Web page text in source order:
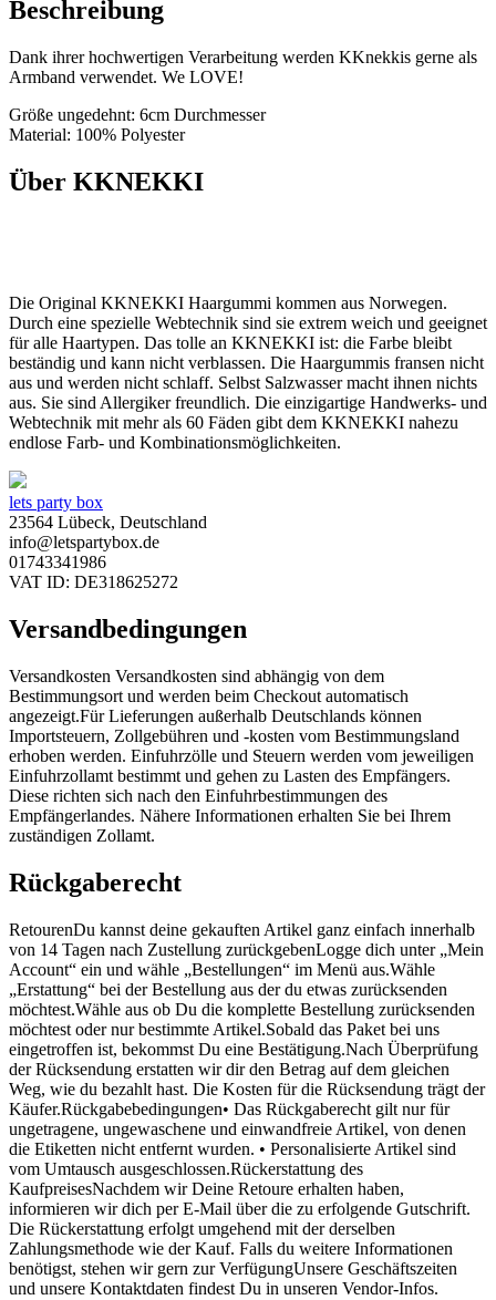
Beschreibung
Dank ihrer hochwertigen Verarbeitung werden KKnekkis gerne als
Armband verwendet. We LOVE!
Größe ungedehnt: 6cm Durchmesser
Material: 100% Polyester
Über KKNEKKI
Die Original KKNEKKI Haargummi kommen aus Norwegen.
Durch eine spezielle Webtechnik sind sie extrem weich und geeignet
für alle Haartypen. Das tolle an KKNEKKI ist: die Farbe bleibt
beständig und kann nicht verblassen. Die Haargummis fransen nicht
aus und werden nicht schlaff. Selbst Salzwasser macht ihnen nichts
aus. Sie sind Allergiker freundlich. Die einzigartige Handwerks- und
Webtechnik mit mehr als 60 Fäden gibt dem KKNEKKI nahezu
endlose Farb- und Kombinationsmöglichkeiten.
lets party box
23564 Lübeck, Deutschland
info@letspartybox.de
01743341986
VAT ID: DE318625272
Versandbedingungen
Versandkosten Versandkosten sind abhängig von dem
Bestimmungsort und werden beim Checkout automatisch
angezeigt.Für Lieferungen außerhalb Deutschlands können
Importsteuern, Zollgebühren und -kosten vom Bestimmungsland
erhoben werden. Einfuhrzölle und Steuern werden vom jeweiligen
Einfuhrzollamt bestimmt und gehen zu Lasten des Empfängers.
Diese richten sich nach den Einfuhrbestimmungen des
Empfängerlandes. Nähere Informationen erhalten Sie bei Ihrem
zuständigen Zollamt.
Rückgaberecht
RetourenDu kannst deine gekauften Artikel ganz einfach innerhalb
von 14 Tagen nach Zustellung zurückgebenLogge dich unter „Mein
Account“ ein und wähle „Bestellungen“ im Menü aus.Wähle
„Erstattung“ bei der Bestellung aus der du etwas zurücksenden
möchtest.Wähle aus ob Du die komplette Bestellung zurücksenden
möchtest oder nur bestimmte Artikel.Sobald das Paket bei uns
eingetroffen ist, bekommst Du eine Bestätigung.Nach Überprüfung
der Rücksendung erstatten wir dir den Betrag auf dem gleichen
Weg, wie du bezahlt hast. Die Kosten für die Rücksendung trägt der
Käufer.Rückgabebedingungen• Das Rückgaberecht gilt nur für
ungetragene, ungewaschene und einwandfreie Artikel, von denen
die Etiketten nicht entfernt wurden. • Personalisierte Artikel sind
vom Umtausch ausgeschlossen.Rückerstattung des
KaufpreisesNachdem wir Deine Retoure erhalten haben,
informieren wir dich per E-Mail über die zu erfolgende Gutschrift.
Die Rückerstattung erfolgt umgehend mit der derselben
Zahlungsmethode wie der Kauf. Falls du weitere Informationen
benötigst, stehen wir gern zur VerfügungUnsere Geschäftszeiten
und unsere Kontaktdaten findest Du in unseren Vendor-Infos.